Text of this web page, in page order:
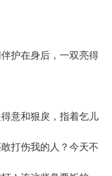
护在身后，一双亮得
意和狠戾，指着乞儿
打伤我的人？今天不